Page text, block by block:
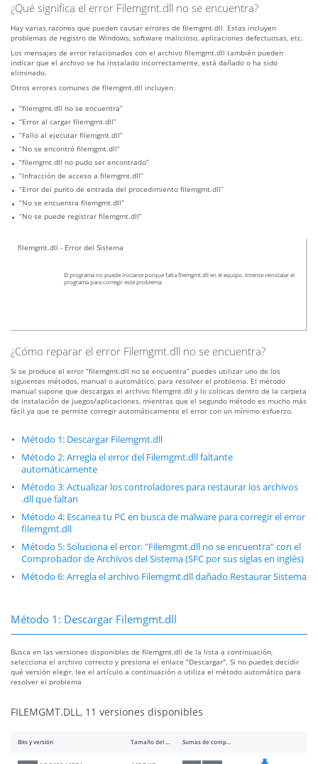
¿Qué significa el error Filemgmt.dll no se encuentra?
Hay varias razones que pueden causar errores de filemgmt.dll. Estas incluyen
problemas de registro de Windows, software malicioso, aplicaciones defectuosas, etc.
Los mensajes de error relacionados con el archivo filemgmt.dll también pueden
indicar que el archivo se ha instalado incorrectamente, está dañado o ha sido
eliminado.
Otros errores comunes de filemgmt.dll incluyen:
“filemgmt.dll no se encuentra”
“Error al cargar filemgmt.dll”
“Fallo al ejecutar filemgmt.dll”
“No se encontró filemgmt.dll”
“filemgmt.dll no pudo ser encontrado”
“Infracción de acceso a filemgmt.dll”
“Error del punto de entrada del procedimiento filemgmt.dll”
“No se encuentra filemgmt.dll”
“No se puede registrar filemgmt.dll”
filemgmt.dll - Error del Sistema
El programa no puede iniciarse porque falta filemgmt.dll en el equipo. Intente reinstalar el
programa para corregir este problema.
¿Cómo reparar el error Filemgmt.dll no se encuentra?
Si se produce el error “filemgmt.dll no se encuentra” puedes utilizar uno de los
siguientes métodos, manual o automático, para resolver el problema. El método
manual supone que descargas el archivo filemgmt.dll y lo colocas dentro de la carpeta
de instalación de juegos/aplicaciones, mientras que el segundo método es mucho más
fácil ya que te permite corregir automáticamente el error con un mínimo esfuerzo.
Método 1: Descargar Filemgmt.dll
Método 2: Arregla el error del Filemgmt.dll faltante
automáticamente
Método 3: Actualizar los controladores para restaurar los archivos
.dll que faltan
Método 4: Escanea tu PC en busca de malware para corregir el error
filemgmt.dll
Método 5: Soluciona el error: "Filemgmt.dll no se encuentra" con el
Comprobador de Archivos del Sistema (SFC por sus siglas en inglés)
Método 6: Arregla el archivo Filemgmt.dll dañado Restaurar Sistema
Método 1: Descargar Filemgmt.dll
Busca en las versiones disponibles de filemgmt.dll de la lista a continuación,
selecciona el archivo correcto y presiona el enlace "Descargar". Si no puedes decidir
qué versión elegir, lee el artículo a continuación o utiliza el método automático para
resolver el problema
FILEMGMT.DLL, 11 versiones disponibles
Bits y versión Tamaño del archivo Sumas de comprobación